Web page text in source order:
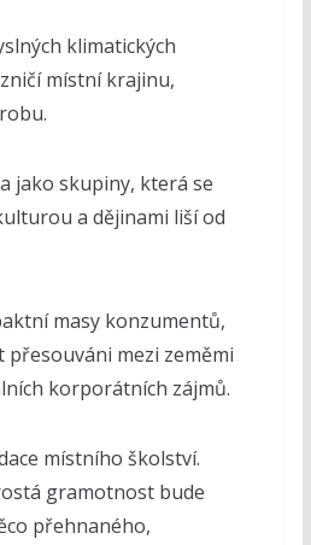
klimatických
místní krajinu,
jako skupiny, která se
a dějinami liší od
masy konzumentů,
mezi zeměmi
korporátních zájmů.
místního školství.
gramotnost bude
přehnaného,